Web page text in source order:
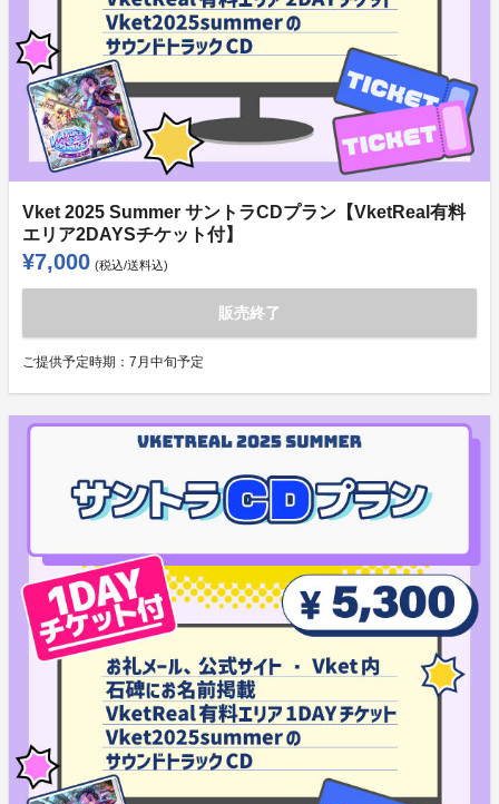
Vket 2025 Summer サントラCDプラン【VketReal有料
エリア2DAYSチケット付】
¥7,000 (税込/送料込)
販売終了
ご提供予定時期： 7月中旬予定